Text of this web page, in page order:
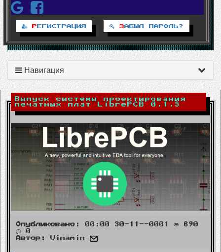
Р ЕГИСТРАЦИЯ ЗАБЫЛ ПАРОЛЬ?
Навигация
Выпуск системы проектирования
печатных плат LibrePCB 0.1.3
Опубликовано: 00:00 30-11--0001
690
0
Автор:
Vinamin